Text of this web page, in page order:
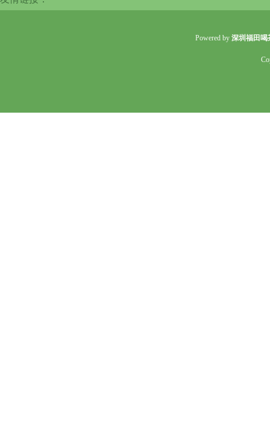
Powered by 深圳福田喝